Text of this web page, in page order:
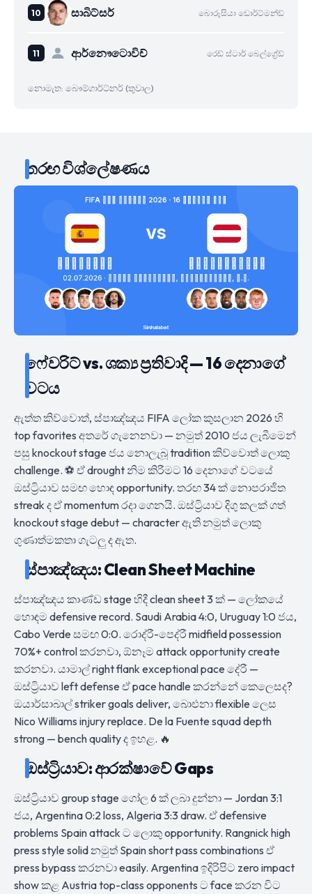
සාබිට්සර් බොරූසියා ඩොර්ට්මන්ඩ්
ආර්නෞටොවිච් රෙඩ් ස්ටාර් බෙල්ග්‍රේඩ්
නොමැත: බෞම්ගාර්ට්නර් (තුවාල)
තරඟ විශ්ලේෂණය
ෆේවරිට් vs. ශක්‍ය ප්‍රතිවාදි — 16 දෙනාගේ
වටය
ඇත්ත කිව්වොත්, ස්පාඤ්ඤය FIFA ලෝක කුසලාන 2026 හි
top favorites අතරේ ගැනෙනවා — නමුත් 2010 ජය ලැබීමෙන්
පසු knockout stage ජය නොලැබූ tradition කිව්වොත් ලොකු
challenge. ⚽ ඒ drought නිම කිරීමට 16 දෙනාගේ වටයේ
ඔස්ට්‍රියාව සමඟ හොඳ opportunity. තරඟ 34 ක් නොපරාජිත
streak ද ඒ momentum රදා ගෙනයි. ඔස්ට්‍රියාව දිගු කලක් ගත්
knockout stage debut — character ඇති නමුත් ලොකු
ගුණාත්මකතා ගැටලු ද ඇත.
ස්පාඤ්ඤය: Clean Sheet Machine
ස්පාඤ්ඤය කාණ්ඩ stage හිදී clean sheet 3 ක් — ලෝකයේ
හොඳම defensive record. Saudi Arabia 4:0, Uruguay 1:0 ජය,
Cabo Verde සමඟ 0:0. රොද්රී-පෙද්රී midfield possession
70%+ control කරනවා, ඕනෑම attack opportunity create
කරනවා. යාමාල් right flank exceptional pace දේරී —
ඔස්ට්‍රියාව left defense ඒ pace handle කරන්නේ කෙලෙසද?
ඔයාර්සාබාල් striker goals deliver, බාෙඑනා flexible ලෙස
Nico Williams injury replace. De la Fuente squad depth
strong — bench quality ද ඉහළ. 🔥
ඔස්ට්‍රියාව: ආරක්ෂාවේ Gaps
ඔස්ට්‍රියාව group stage ගෝල 6 ක් ලබා දුන්නා — Jordan 3:1
ජය, Argentina 0:2 loss, Algeria 3:3 draw. ඒ defensive
problems Spain attack ට ලොකු opportunity. Rangnick high
press style solid නමුත් Spain short pass combinations ඒ
press bypass කරනවා easily. Argentina ඉදිරිපිට zero impact
show කළ Austria top-class opponents ට face කරන විට